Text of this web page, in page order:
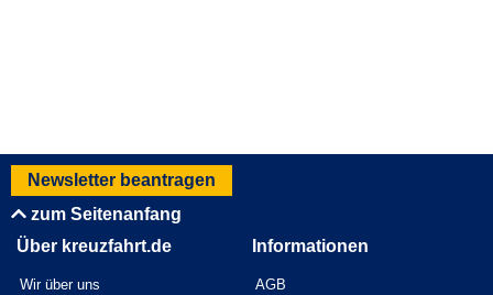
Newsletter beantragen
zum Seitenanfang
Über kreuzfahrt.de
Wir über uns
Informationen
AGB